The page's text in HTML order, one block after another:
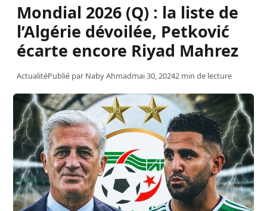
Mondial 2026 (Q) : la liste de
l’Algérie dévoilée, Petković
écarte encore Riyad Mahrez
ActualitéPublié par Naby Ahmadmai 30, 20242 min de lecture